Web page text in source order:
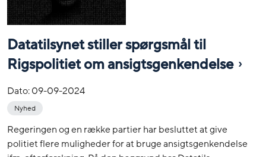
Datatilsynet stiller spørgsmål til
Rigspolitiet om ansigtsgenkendelse
Dato:09-09-2024
Nyhed
Regeringen og en række partier har besluttet at give
politiet flere muligheder for at bruge ansigtsgenkendelse